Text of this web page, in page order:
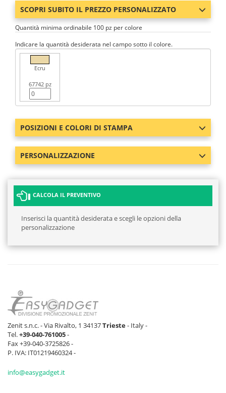
SCOPRI SUBITO IL PREZZO PERSONALIZZATO
Quantità minima ordinabile 100 pz per colore
Indicare la quantità desiderata nel campo sotto il colore.
Ecru
67742 pz
POSIZIONI E COLORI DI STAMPA
PERSONALIZZAZIONE
CALCOLA IL PREVENTIVO
Inserisci la quantità desiderata e scegli le opzioni della
personalizzazione
Zenit s.n.c. - Via Rivalto, 1 34137Trieste- Italy -
Tel.+39-040-761005-
Fax +39-040-3725826 -
P. IVA: IT01219460324 -
info@easygadget.it